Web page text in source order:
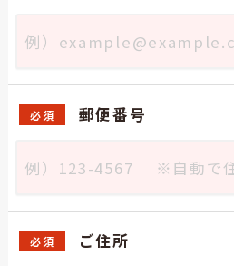
郵便番号
必須
ご住所
必須